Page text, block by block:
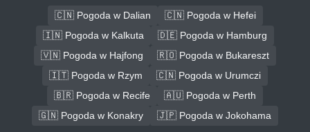
🇨🇳 Pogoda w Dalian
🇨🇳 Pogoda w Hefei
🇮🇳 Pogoda w Kalkuta
🇩🇪 Pogoda w Hamburg
🇻🇳 Pogoda w Hajfong
🇷🇴 Pogoda w Bukareszt
🇮🇹 Pogoda w Rzym
🇨🇳 Pogoda w Urumczi
🇧🇷 Pogoda w Recife
🇦🇺 Pogoda w Perth
🇬🇳 Pogoda w Konakry
🇯🇵 Pogoda w Jokohama